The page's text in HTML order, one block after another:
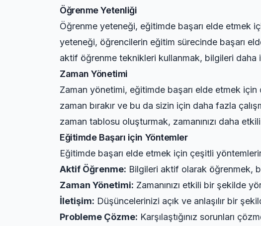
Öğrenme Yetenliği
Öğrenme yeteneği, eğitimde başarı elde etmek
yeteneği, öğrencilerin eğitim sürecinde başarı
aktif öğrenme teknikleri kullanmak, bilgileri daha
Zaman Yönetimi
Zaman yönetimi, eğitimde başarı elde etmek
zaman bırakır ve bu da sizin için daha fazla
zaman tablosu oluşturmak, zamanınızı daha
Eğitimde Başarı için Yöntemler
Eğitimde başarı elde etmek için çeşitli
Aktif Öğrenme: Bilgileri aktif olarak öğrenmek,
Zaman Yönetimi: Zamanınızı etkili bir şekilde
İletişim: Düşüncelerinizi açık ve anlaşılır bir
Probleme Çözme: Karşılaştığınız sorunları